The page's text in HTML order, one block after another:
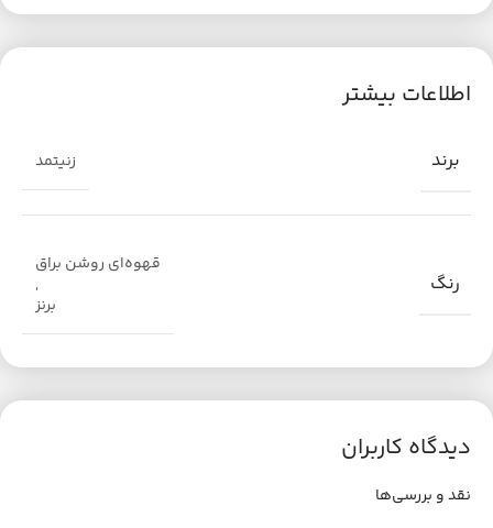
اطلاعات بیشتر
برند زنیتمد
رنگ
قهوه‌ای روشن براق
,
برنز
دیدگاه کاربران
نقد و بررسی‌ها